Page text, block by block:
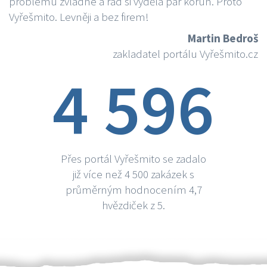
Vyřešmito. Levněji a bez firem!
Martin Bedroš
zakladatel portálu Vyřešmito.cz
4 596
Přes portál Vyřešmito se zadalo
již více než 4 500 zakázek s
průměrným hodnocením 4,7
hvězdiček z 5.